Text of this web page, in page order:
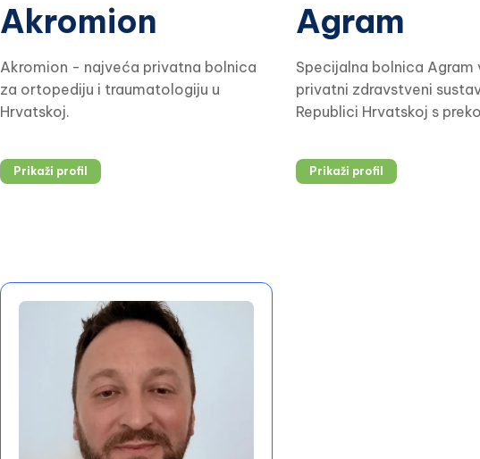
Akromion
Akromion - najveća privatna bolnica
za ortopediju i traumatologiju u
Hrvatskoj.
Prikaži profil
Agram
Specijalna bolnica Agram
privatni zdravstveni
Republici Hrvatskoj s
zdravstvene usluge.
bazirano na medicinskoj
Prikaži profil